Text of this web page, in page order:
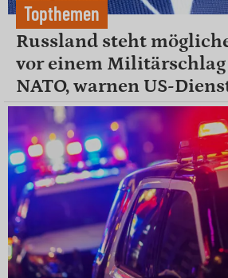
Topthemen
Russland steht
vor einem Militärschlag
NATO, warnen US-